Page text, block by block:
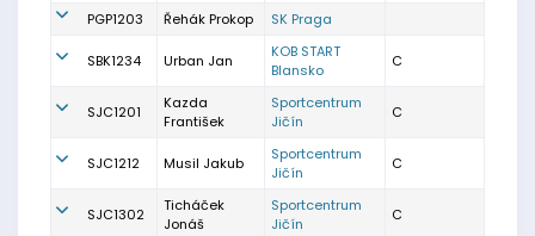
PGP1203
Řehák Prokop SK Praga
SBK1234 Urban Jan
KOB START
Blansko
C
SJC1201
Kazda
František
Sportcentrum
Jičín
C
SJC1212 Musil Jakub
Sportcentrum
Jičín
C
SJC1302
Ticháček
Jonáš
Sportcentrum
Jičín
C